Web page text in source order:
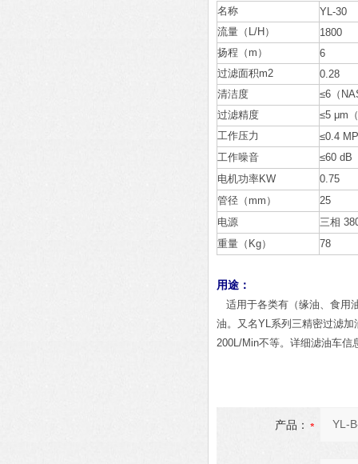
名称
YL-30
流量（L/H）
1800
扬程（m）
6
过滤面积m2
0.28
清洁度
≤6（
过滤精度
≤5 μm
工作压力
≤0.4
工作噪音
≤60 dB
电机功率KW
0.75
管径（mm）
25
电源
三相
重量（Kg）
78
用途：
适用于各类有（缘油、食用
油。 又名YL系列三精密过滤
200L/Min不等。详细滤油车信
产品：